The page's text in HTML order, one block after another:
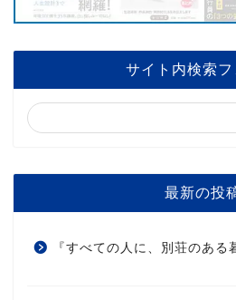
サイト内検索フ
最新の投
『すべての人に、別荘のある